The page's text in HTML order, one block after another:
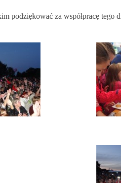
podziękować za współpracę